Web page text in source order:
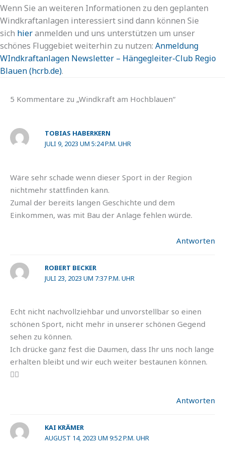
Wenn Sie an weiteren Informationen zu den geplanten
Windkraftanlagen interessiert sind dann können Sie
sich hieranmelden und uns unterstützen um unser
schönes Fluggebiet weiterhin zu nutzen: Anmeldung
WIndkraftanlagen Newsletter – Hängegleiter-Club Regio
Blauen (hcrb.de).
5 Kommentare zu „Windkraft am Hochblauen“
TOBIAS HABERKERN
JULI 9, 2023 UM 5:24 P.M. UHR
Wäre sehr schade wenn dieser Sport in der Region
nichtmehr stattfinden kann.
Zumal der bereits langen Geschichte und dem
Einkommen, was mit Bau der Anlage fehlen würde.
Antworten
ROBERT BECKER
JULI 23, 2023 UM 7:37 P.M. UHR
Echt nicht nachvollziehbar und unvorstellbar so einen
schönen Sport, nicht mehr in unserer schönen Gegend
sehen zu können.
Ich drücke ganz fest die Daumen, dass Ihr uns noch lange
erhalten bleibt und wir euch weiter bestaunen können.
✊🏻
Antworten
KAI KRÄMER
AUGUST 14, 2023 UM 9:52 P.M. UHR